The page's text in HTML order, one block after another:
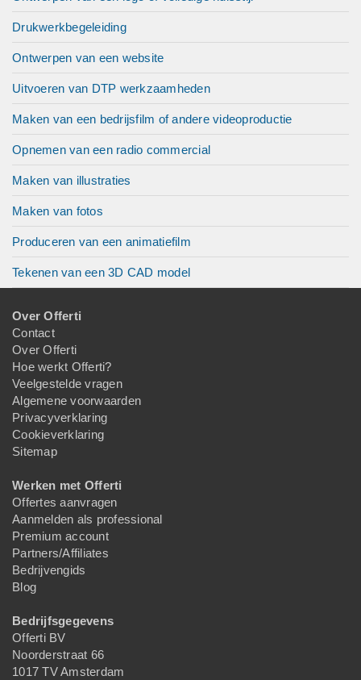
Drukwerkbegeleiding
Ontwerpen van een website
Uitvoeren van DTP werkzaamheden
Maken van een bedrijsfilm of andere videoproductie
Opnemen van een radio commercial
Maken van illustraties
Maken van fotos
Produceren van een animatiefilm
Tekenen van een 3D CAD model
Over Offerti
Contact
Over Offerti
Hoe werkt Offerti?
Veelgestelde vragen
Algemene voorwaarden
Privacyverklaring
Cookieverklaring
Sitemap
Werken met Offerti
Offertes aanvragen
Aanmelden als professional
Premium account
Partners/Affiliates
Bedrijvengids
Blog
Bedrijfsgegevens
Offerti BV
Noorderstraat 66
1017 TV Amsterdam